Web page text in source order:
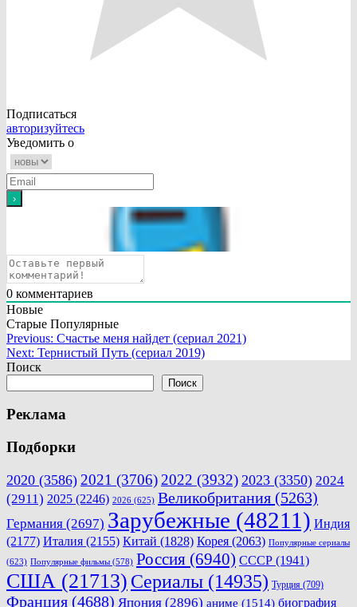
Подписаться
авторизуйтесь
Уведомить о
0 комментариев
Новые
Старые Популярные
Навигация
по
Previous: Счастье меня найдет (сериал 2021)
Next: Тернистый Путь (сериал 2019)
Поиск
Поиск
Реклама
Подборки
2020 (3586) 2021 (3706) 2022 (3932) 2023 (3350) 2024
(2911) 2025 (2246) 2026 (625) Великобритания (5263)
Германия (2697) Зарубежные (48211) Индия
(2177) Италия (2155) Китай (1828) Корея (2063) Популярные сериалы
(623) Популярные фильмы (578) Россия (6940) СССР (1941)
США (21713) Сериалы (14935) Турция (709)
Франция (4688) Япония (2896) аниме (1514) биография